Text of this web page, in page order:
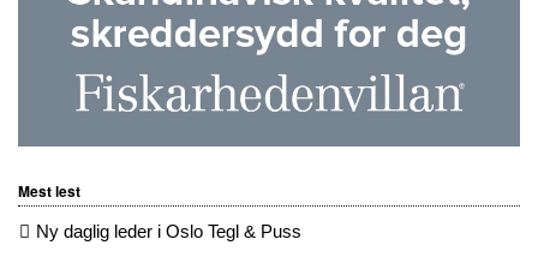
Mest lest
Ny daglig leder i Oslo Tegl & Puss